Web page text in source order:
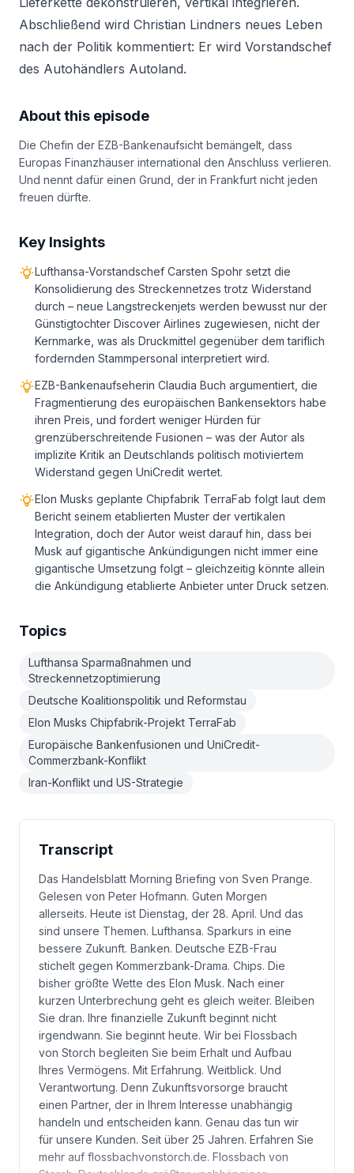
Abschließend wird Christian Lindners neues Leben
nach der Politik kommentiert: Er wird Vorstandschef
des Autohändlers Autoland.
About this episode
Die Chefin der EZB-Bankenaufsicht bemängelt, dass
Europas Finanzhäuser international den Anschluss verlieren.
Und nennt dafür einen Grund, der in Frankfurt nicht jeden
freuen dürfte.
Key Insights
Lufthansa-Vorstandschef Carsten Spohr setzt die
Konsolidierung des Streckennetzes trotz Widerstand
durch – neue Langstreckenjets werden bewusst nur der
Günstigtochter Discover Airlines zugewiesen, nicht der
Kernmarke, was als Druckmittel gegenüber dem tariflich
fordernden Stammpersonal interpretiert wird.
EZB-Bankenaufseherin Claudia Buch argumentiert, die
Fragmentierung des europäischen Bankensektors habe
ihren Preis, und fordert weniger Hürden für
grenzüberschreitende Fusionen – was der Autor als
implizite Kritik an Deutschlands politisch motiviertem
Widerstand gegen UniCredit wertet.
Elon Musks geplante Chipfabrik TerraFab folgt laut dem
Bericht seinem etablierten Muster der vertikalen
Integration, doch der Autor weist darauf hin, dass bei
Musk auf gigantische Ankündigungen nicht immer eine
gigantische Umsetzung folgt – gleichzeitig könnte allein
die Ankündigung etablierte Anbieter unter Druck setzen.
Topics
Lufthansa Sparmaßnahmen und
Streckennetzoptimierung
Deutsche Koalitionspolitik und Reformstau
Elon Musks Chipfabrik-Projekt TerraFab
Europäische Bankenfusionen und UniCredit-
Commerzbank-Konflikt
Iran-Konflikt und US-Strategie
Transcript
Das Handelsblatt Morning Briefing von Sven Prange.
Gelesen von Peter Hofmann. Guten Morgen
allerseits. Heute ist Dienstag, der 28. April. Und das
sind unsere Themen. Lufthansa. Sparkurs in eine
bessere Zukunft. Banken. Deutsche EZB-Frau
stichelt gegen Kommerzbank-Drama. Chips. Die
bisher größte Wette des Elon Musk. Nach einer
kurzen Unterbrechung geht es gleich weiter. Bleiben
Sie dran. Ihre finanzielle Zukunft beginnt nicht
irgendwann. Sie beginnt heute. Wir bei Flossbach
von Storch begleiten Sie beim Erhalt und Aufbau
Ihres Vermögens. Mit Erfahrung. Weitblick. Und
Verantwortung. Denn Zukunftsvorsorge braucht
einen Partner, der in Ihrem Interesse unabhängig
handeln und entscheiden kann. Genau das tun wir
für unsere Kunden. Seit über 25 Jahren. Erfahren Sie
mehr auf flossbachvonstorch.de. Flossbach von